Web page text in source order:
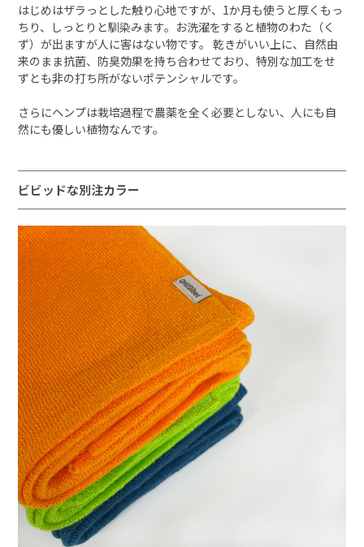
はじめはザラっとした触り心地ですが、1か月も使うと厚くもっ
ちり、しっとりと馴染みます。お洗濯をすると植物のわた（く
ず）が出ますが人に害はない物です。 乾きがいい上に、自然由
来のまま抗菌、防臭効果を持ち合わせており、特別な加工をせ
ずとも非の打ち所がないポテンシャルです。
さらにヘンプは栽培過程で農薬を全く必要としない、人にも自
然にも優しい植物なんです。
ビビッドな別注カラー